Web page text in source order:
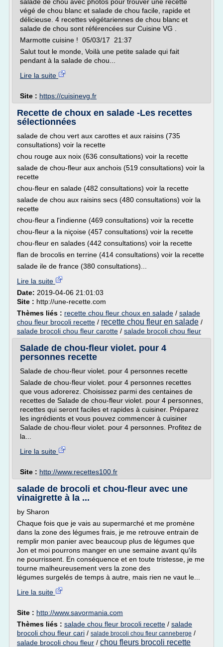
végé de chou blanc et salade de chou facile, rapide et
délicieuse. 4 recettes végétariennes de chou blanc et
salade de chou sont référencées sur Cuisine VG .
Marmotte cuisine ! 05/03/17 21:37
Salut tout le monde, Voilà une petite salade qui fait
pendant à la salade de chou...
Lire la suite
Site : https://cuisinevg.fr
Recette de choux en salade -Les recettes
sélectionnées
salade de chou vert aux carottes et aux raisins (735
consultations) voir la recette
chou rouge aux noix (636 consultations) voir la recette
salade de chou-fleur aux anchois (519 consultations) voir la
recette
chou-fleur en salade (482 consultations) voir la recette
salade de chou aux raisins secs (480 consultations) voir la
recette
chou-fleur a l'indienne (469 consultations) voir la recette
chou-fleur a la niçoise (457 consultations) voir la recette
chou-fleur en salades (442 consultations) voir la recette
flan de brocolis en terrine (414 consultations) voir la recette
salade ile de france (380 consultations)...
Lire la suite
Date: 2019-04-06 21:01:03
Site : http://une-recette.com
Thèmes liés : recette chou fleur choux en salade / salade
chou fleur brocoli recette / recette chou fleur en salade /
salade brocoli chou fleur carotte / salade brocoli chou fleur
Salade de chou-fleur violet. pour 4
personnes recette
Salade de chou-fleur violet. pour 4 personnes recette
Salade de chou-fleur violet. pour 4 personnes recettes
que vous adorerez. Choisissez parmi des centaines de
recettes de Salade de chou-fleur violet. pour 4 personnes,
recettes qui seront faciles et rapides à cuisiner. Préparez
les ingrédients et vous pouvez commencer à cuisiner
Salade de chou-fleur violet. pour 4 personnes. Profitez de
la...
Lire la suite
Site : http://www.recettes100.fr
salade de brocoli et chou-fleur avec une
vinaigrette à la ...
by Sharon
Chaque fois que je vais au supermarché et me promène
dans la zone des légumes frais, je me retrouve entrain de
remplir mon panier avec beaucoup plus de légumes que
Jon et moi pourrons manger en une semaine avant qu'ils
ne pourrissent. En conséquence et en toute tristesse, je me
tourne malheureusement vers la zone des
légumes surgelés de temps à autre, mais rien ne vaut le...
Lire la suite
Site : http://www.savormania.com
Thèmes liés : salade chou fleur brocoli recette / salade
brocoli chou fleur cari / salade brocoli chou fleur canneberge /
salade brocoli chou fleur / chou fleurs brocoli recette